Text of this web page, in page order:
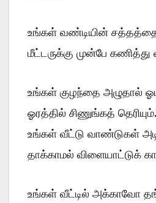
உங்கள் வண்டியின்
மீட்டருக்கு முன்பே கணித்து
உங்கள் குழந்தை அழுதால்
ஓரத்தில் சிணுங்கத் தெரியும்.
உங்கள் வீட்டு வாண்டுகள்
தாக்காமல் விளையாட்டுக்
உங்கள் வீட்டில் அக்காவோ